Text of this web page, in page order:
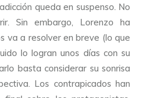
queda en suspenso. No
Sin embargo, Lorenzo ha
va a resolver en breve (lo que
lo logran unos días con su
basta considerar su sonrisa
Los contrapicados han